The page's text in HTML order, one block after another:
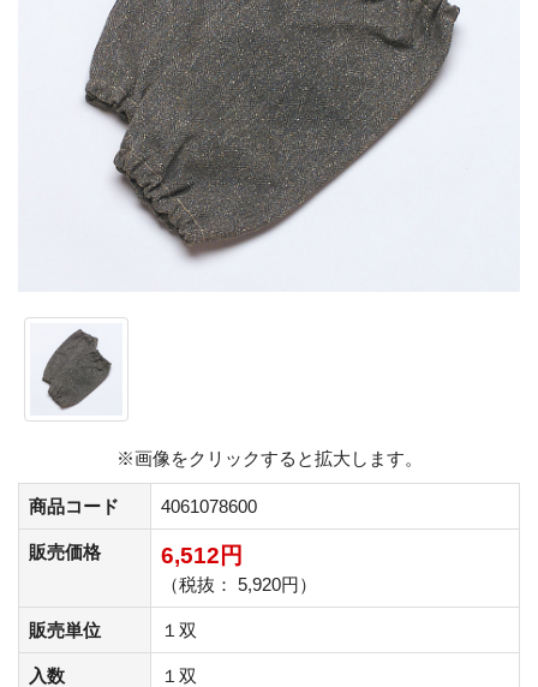
※画像をクリックすると拡大します。
商品コード 4061078600
販売価格 6,512円
（税抜： 5,920円）
販売単位 １双
入数 １双